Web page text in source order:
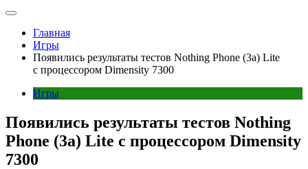
Главная
Игры
Появились результаты тестов Nothing Phone (3a) Lite
с процессором Dimensity 7300
Игры
Появились результаты тестов Nothing
Phone (3a) Lite с процессором Dimensity
7300